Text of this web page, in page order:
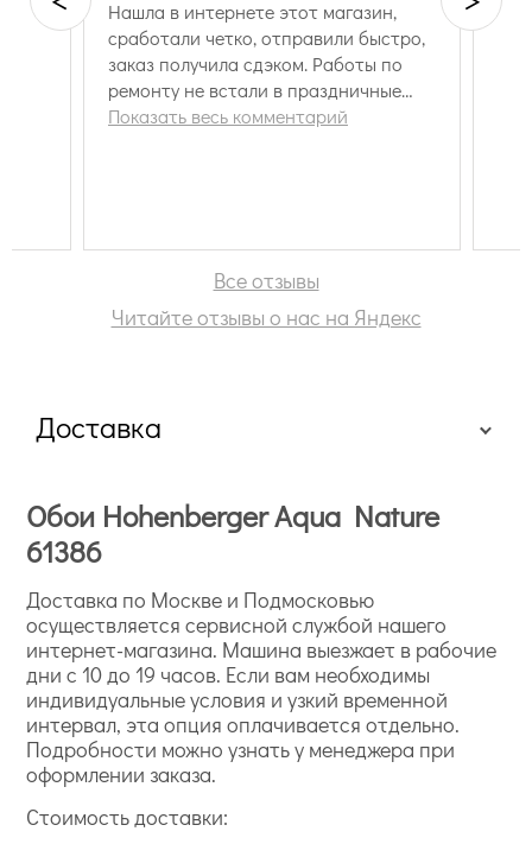
Нашла в интернете этот магазин,
сработали четко, отправили быстро,
заказ получила сдэком. Работы по
ремонту не встали в праздничные
дни. При чем обои вышли дешевле,
Показать весь комментарий
Все отзывы
Читайте отзывы о нас на Яндекс
Доставка
Обои Hohenberger Aqua Nature
61386
Доставка по Москве и Подмосковью
осуществляется сервисной службой нашего
интернет-магазина. Машина выезжает в рабочие
дни с 10 до 19 часов. Если вам необходимы
индивидуальные условия и узкий временной
интервал, эта опция оплачивается отдельно.
Подробности можно узнать у менеджера при
оформлении заказа.
Стоимость доставки: